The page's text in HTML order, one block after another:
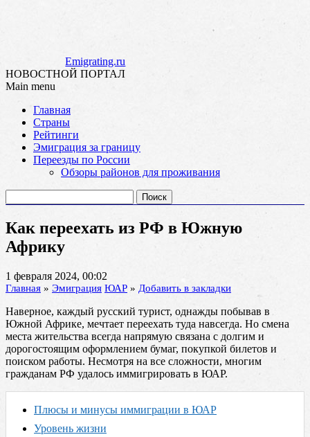
Emigrating.ru
НОВОСТНОЙ ПОРТАЛ
Main menu
content
Главная
Страны
Рейтинги
Эмиграция за границу
Переезды по России
Обзоры районов для проживания
Как переехать из РФ в Южную
Африку
1 февраля 2024, 00:02
Главная » Эмиграция ЮАР » Добавить в закладки
Наверное, каждый русский турист, однажды побывав в
Южной Африке, мечтает переехать туда навсегда. Но смена
места жительства всегда напрямую связана с долгим и
дорогостоящим оформлением бумаг, покупкой билетов и
поиском работы. Несмотря на все сложности, многим
гражданам РФ удалось иммигрировать в ЮАР.
Плюсы и минусы иммиграции в ЮАР
Уровень жизни